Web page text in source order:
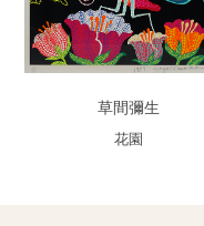
草間彌生
花園